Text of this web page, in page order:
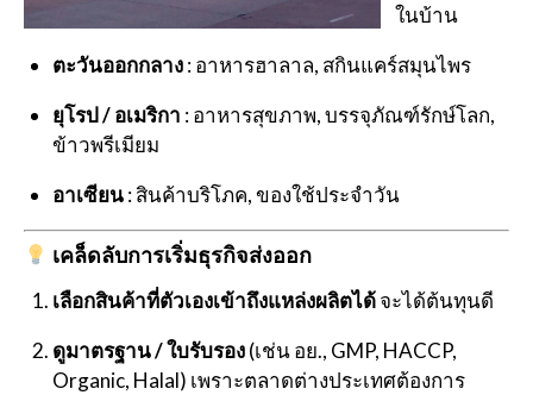
ในบ้าน
ตะวันออกกลาง: อาหารฮาลาล, สกินแคร์สมุนไพร
ยุโรป / อเมริกา : อาหารสุขภาพ, บรรจุภัณฑ์รักษ์โลก,
ข้าวพรีเมียม
อาเซียน: สินค้าบริโภค, ของใช้ประจำวัน
เคล็ดลับการเริ่มธุรกิจส่งออก
เลือกสินค้าที่ตัวเองเข้าถึงแหล่งผลิตได้จะได้ต้นทุนดี
ดูมาตรฐาน / ใบรับรอง(เช่น อย., GMP, HACCP,
Organic, Halal) เพราะตลาดต่างประเทศต้องการ